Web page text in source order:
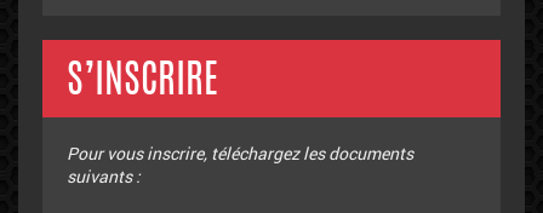
S’INSCRIRE
Pour vous inscrire, téléchargez les documents
suivants :